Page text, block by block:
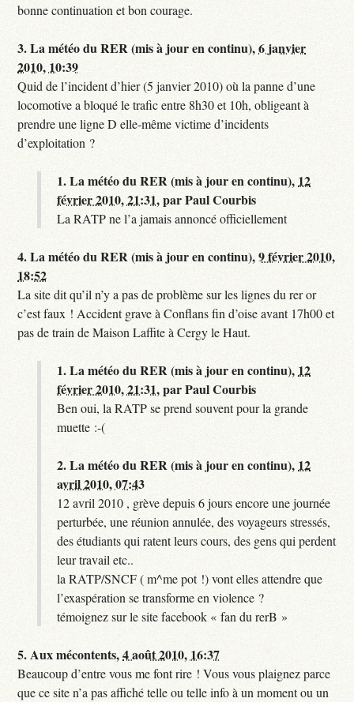
bonne continuation et bon courage.
3.La météo du RER (mis à jour en continu),6 janvier
2010, 10:39
Quid de l’incident d’hier (5 janvier 2010) où la panne d’une
locomotive a bloqué le trafic entre 8h30 et 10h, obligeant à
prendre une ligne D elle-même victime d’incidents
d’exploitation ?
1.La météo du RER (mis à jour en continu), 12
février 2010, 21:31,parPaul Courbis
La RATP ne l’a jamais annoncé officiellement
4.La météo du RER (mis à jour en continu),9 février 2010,
18:52
La site dit qu’il n’y a pas de problème sur les lignes du rer or
c’est faux ! Accident grave à Conflans fin d’oise avant 17h00 et
pas de train de Maison Laffite à Cergy le Haut.
1.La météo du RER (mis à jour en continu), 12
février 2010, 21:31,parPaul Courbis
Ben oui, la RATP se prend souvent pour la grande
muette :-(
2.La météo du RER (mis à jour en continu), 12
avril 2010, 07:43
12 avril 2010 , grève depuis 6 jours encore une journée
perturbée, une réunion annulée, des voyageurs stressés,
des étudiants qui ratent leurs cours, des gens qui perdent
leur travail etc..
la RATP/SNCF ( m^me pot !) vont elles attendre que
l’exaspération se transforme en violence ?
témoignez sur le site facebook « fan du rerB »
5.Aux mécontents,4 août 2010, 16:37
Beaucoup d’entre vous me font rire ! Vous vous plaignez parce
que ce site n’a pas affiché telle ou telle info à un moment ou un